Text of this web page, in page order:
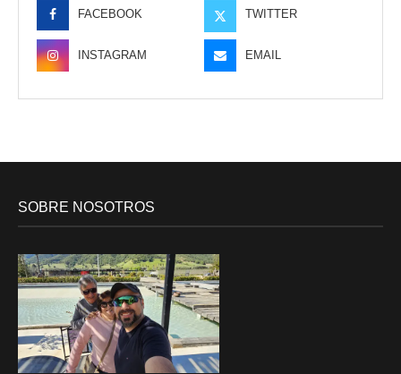
FACEBOOK TWITTER
INSTAGRAM EMAIL
SOBRE NOSOTROS